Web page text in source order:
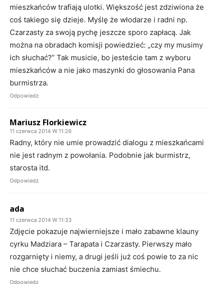
mieszkańców trafiają ulotki. Większość jest zdziwiona że
coś takiego się dzieje. Myślę że włodarze i radni np.
Czarzasty za swoją pychę jeszcze sporo zapłacą. Jak
można na obradach komisji powiedzieć: „czy my musimy
ich słuchać?” Tak musicie, bo jesteście tam z wyboru
mieszkańców a nie jako maszynki do głosowania Pana
burmistrza.
Odpowiedz
Mariusz Florkiewicz
11 czerwca 2014 W 11:26
Radny, który nie umie prowadzić dialogu z mieszkańcami
nie jest radnym z powołania. Podobnie jak burmistrz,
starosta itd.
Odpowiedz
ada
11 czerwca 2014 W 11:33
Zdjęcie pokazuje najwierniejsze i mało zabawne klauny
cyrku Madziara – Tarapata i Czarzasty. Pierwszy mało
rozgarnięty i niemy, a drugi jeśli już coś powie to za nic
nie chce słuchać buczenia zamiast śmiechu.
Odpowiedz